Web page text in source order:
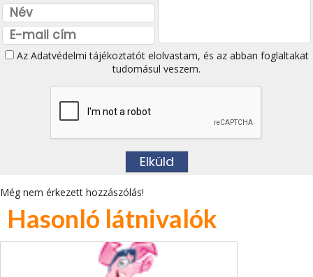
Az Adatvédelmi tájékoztatótelolvastam, és az abban foglaltakat
tudomásul veszem.
Még nem érkezett hozzászólás!
Hasonló látnivalók